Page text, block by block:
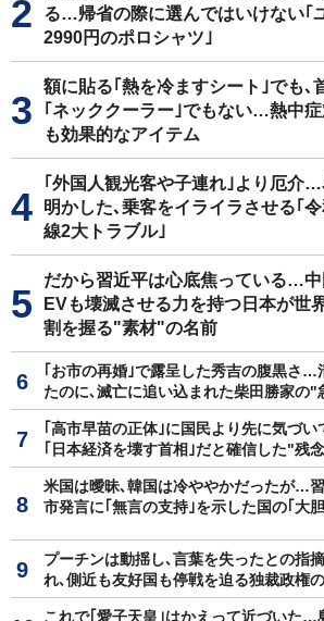
る…帰省の際に選んではいけない｢
2990円のポロシャツ｣
額に貼る｢熱を冷ますシート｣でも､
｢ネッククーラー｣でもない…熱中
も効果的なアイテム
｢外国人観光客や子連れ｣より厄介
明かした､乗客をイライラさせる｢
線2大トラブル｣
だから習近平は心底焦っている…中
EVも壊滅させる力を持つ日本が世
割を握る"素材"の名前
｢お市の再婚｣で露呈した秀吉の腹黒さ…
たのに､滅亡に追い込まれた柴田勝家の"
｢高市早苗の正体｣に国民より先に気づ
｢日本経済を壊す首相｣だと確信した"残
米国は曖昧､韓国は冷ややかだったが…
市発言に｢無言の支持｣を示した国の｢大
プーチンは動揺し､言葉を失ったとの指
れ､側近も友好国も停戦を迫る独裁政権
これで｢愛子天皇｣はかえって近づいた…